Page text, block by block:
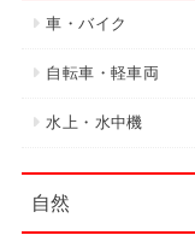
車・バイク
自転車・軽車両
水上・水中機
自然